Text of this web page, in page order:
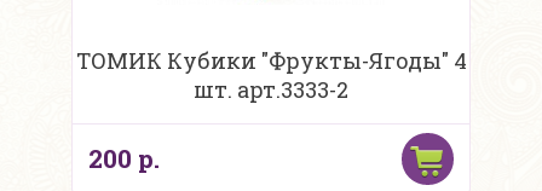
ТОМИК Кубики "Фрукты-Ягоды" 4
шт. арт.3333-2
200 р.